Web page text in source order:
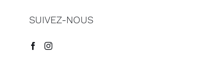
:SUIVEZ-NOUS